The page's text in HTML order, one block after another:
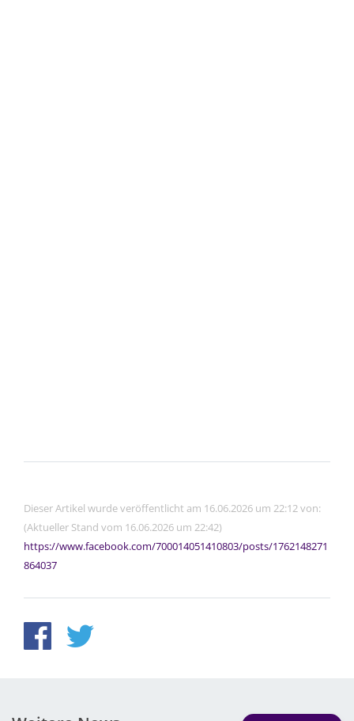
Dieser Artikel wurde veröffentlicht am 16.06.2026 um 22:12 von:
(Aktueller Stand vom 16.06.2026 um 22:42)
https://www.facebook.com/700014051410803/posts/1762148271
864037